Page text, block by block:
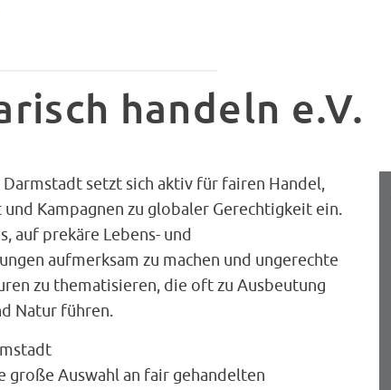
handeln e.V.
setzt sich aktiv für fairen Handel,
Kampagnen zu globaler Gerechtigkeit ein.
auf prekäre Lebens- und
aufmerksam zu machen und ungerechte
zu thematisieren, die oft zu Ausbeutung
Natur führen.
große Auswahl an fair gehandelten